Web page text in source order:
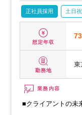
正社員採用 土日
想定年収
勤務地
東
業務内容
■クライアントの未